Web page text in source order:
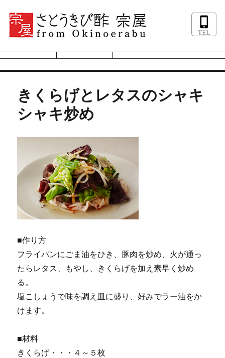
きくらげとレタスのシャキ
シャキ炒め
■作り方
フライパンにごま油をひき、豚肉を炒め、火が通っ
たらレタス、もやし、きくらげを加え素早く炒め
る。
塩こしょうで味を調え皿に盛り、好みでラー油をか
けます。
■材料
きくらげ・・・４～５枚